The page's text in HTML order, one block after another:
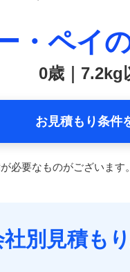
・ペイ
0歳｜7.2kg
お見積もり条件
必要なものがございます
別見積も